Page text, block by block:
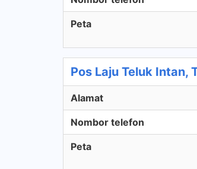
Peta
Pos Laju Teluk Intan,
Alamat
Nombor telefon
Peta